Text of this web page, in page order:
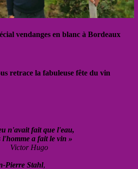
vendanges en blanc à Bordeaux
retrace la fabuleuse fête du vin
n'avait fait que l'eau,
l'homme a fait le vin »
Victor Hugo
Pierre Stahl,